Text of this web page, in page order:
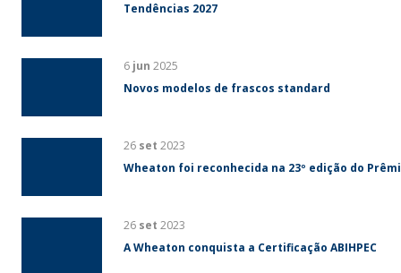
Tendências 2027
6 jun 2025
Novos modelos de frascos standard
26 set 2023
Wheaton foi reconhecida na 23º edição do
26 set 2023
A Wheaton conquista a Certificação ABIHPEC